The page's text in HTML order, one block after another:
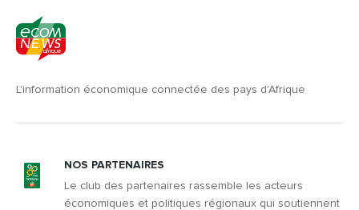
L'information économique connectée des pays d'Afrique
NOS PARTENAIRES
Le club des partenaires rassemble les acteurs
économiques et politiques régionaux qui soutiennent